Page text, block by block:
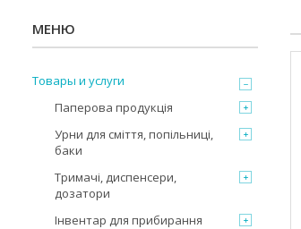
Товары и услуги
Паперова продукція
Урни для сміття, попільниці,
баки
Тримачі, диспенсери,
дозатори
Інвентар для прибирання